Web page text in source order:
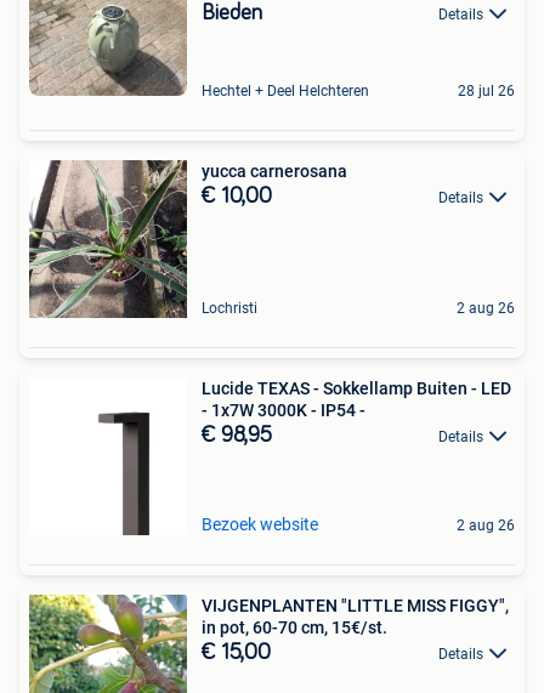
Bieden Details
Hechtel + Deel Helchteren 28 jul 26
yucca carnerosana
€ 10,00 Details
Lochristi 2 aug 26
Lucide TEXAS - Sokkellamp Buiten - LED
- 1x7W 3000K - IP54 -
€ 98,95 Details
Bezoek website 2 aug 26
VIJGENPLANTEN "LITTLE MISS FIGGY",
in pot, 60-70 cm, 15€/st.
€ 15,00 Details